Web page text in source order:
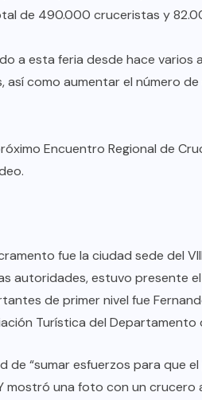
de 490.000 cruceristas y
a esta feria desde hace varios
como aumentar el número
Encuentro Regional de
fue la ciudad sede del
autoridades, estuvo presente
de primer nivel fue
Turística del Departamento
“sumar esfuerzos para que
mostró una foto con un
de las obras